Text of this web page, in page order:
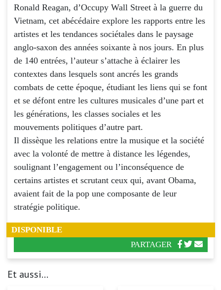
Ronald Reagan, d’Occupy Wall Street à la guerre du
Vietnam, cet abécédaire explore les rapports entre les
artistes et les tendances sociétales dans le paysage
anglo-saxon des années soixante à nos jours. En plus
de 140 entrées, l’auteur s’attache à éclairer les
contextes dans lesquels sont ancrés les grands
combats de cette époque, étudiant les liens qui se font
et se défont entre les cultures musicales d’une part et
les générations, les classes sociales et les
mouvements politiques d’autre part.
Il dissèque les relations entre la musique et la société
avec la volonté de mettre à distance les légendes,
soulignant l’engagement ou l’inconséquence de
certains artistes et scrutant ceux qui, avant Obama,
avaient fait de la pop une composante de leur
stratégie politique.
DISPONIBLE
PARTAGER
Et aussi...